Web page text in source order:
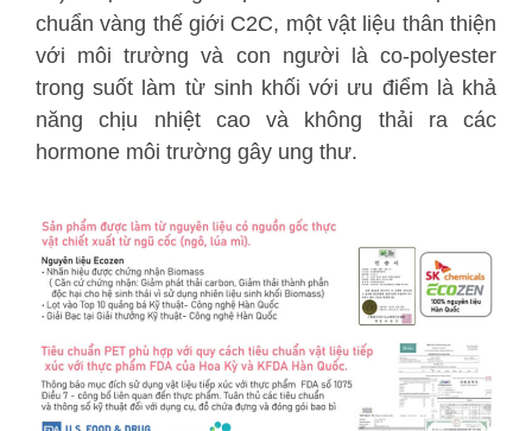
chuẩn vàng thế giới C2C, một vật liệu thân thiện
với môi trường và con người là co-polyester
trong suốt làm từ sinh khối với ưu điểm là khả
năng chịu nhiệt cao và không thải ra các
hormone môi trường gây ung thư.